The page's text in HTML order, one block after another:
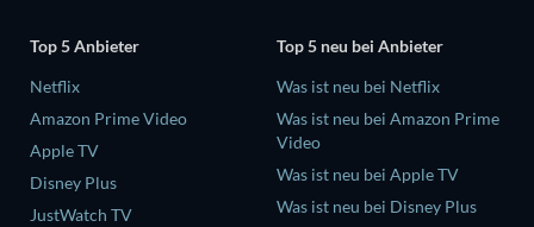
Top 5 Anbieter
Netflix
Amazon Prime Video
Apple TV
Disney Plus
JustWatch TV
Top 5 neu bei Anbieter
Was ist neu bei Netflix
Was ist neu bei Amazon Prime
Video
Was ist neu bei Apple TV
Was ist neu bei Disney Plus